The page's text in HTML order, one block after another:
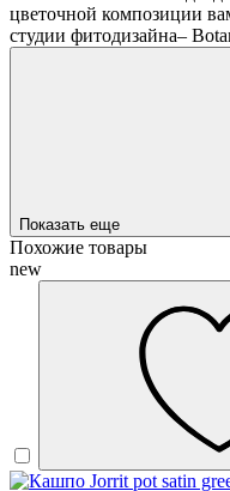
цветочной композиции
студии фитодизайна–
Показать еще
Похожие товары
new